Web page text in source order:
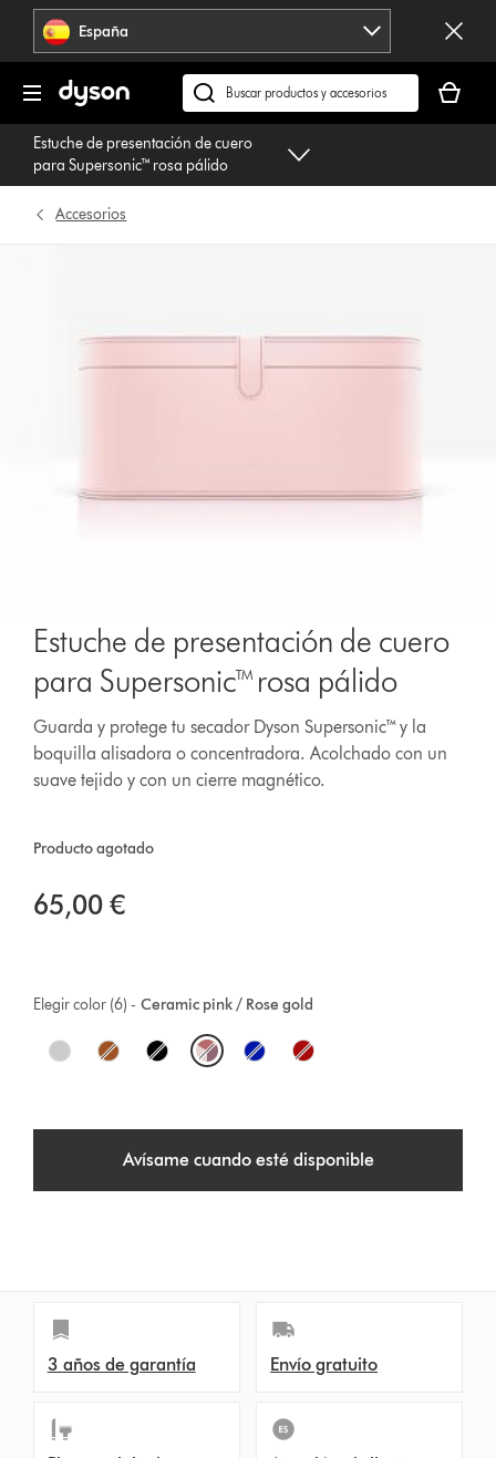
Omitir
navegación España
Buscar
en
dyson.es
cesta
está
Estuche de presentación de cuero
para Supersonic™ rosa pálido
Accesorios
Estuche de presentación de cuero
para Supersonic™ rosa pálido
Guarda y protege tu secador Dyson Supersonic™ y la
boquilla alisadora o concentradora. Acolchado con un
suave tejido y con un cierre magnético.
Producto agotado
65,00 €
Ceramic pink / Rose gold
Elegir color (6) -
O
t
Avísame cuando esté disponible
3 años de garantía Envío gratuito